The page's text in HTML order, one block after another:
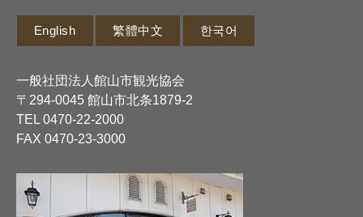
English 繁體中文 한국어
一般社団法人館山市観光協会
〒294-0045 館山市北条1879-2
TEL 0470-22-2000
FAX 0470-23-3000